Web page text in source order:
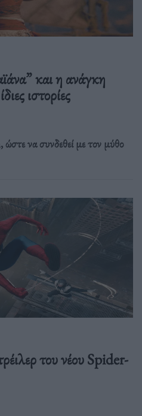
και η ανάγκη
ιστορίες
να συνδεθεί με τον μύθο
του νέου Spider-